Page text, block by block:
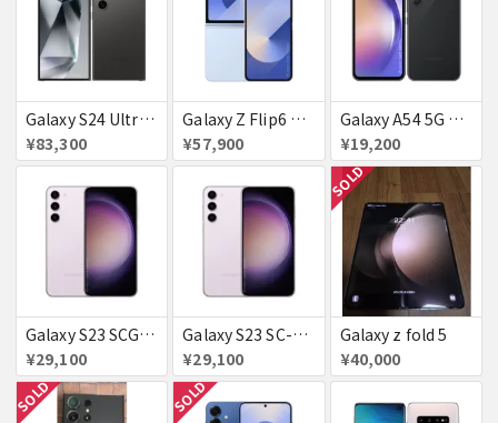
Galaxy S24 Ultra SCG26 512GB au チタニウムブラック 送料無料
¥83,300
Galaxy Z Flip6 ブルー 256GB au 送料無料
¥57,900
Galaxy A54 5G SC−23D docomo オーサムグラファイト 送料無料
¥19,200
Galaxy S23 SCG19 ラベンダー au 送料無料
¥29,100
Galaxy S23 SC-51D SAMSUNG docomo 送料無料
¥29,100
SOLD
Galaxy z fold 5
¥40,000
SOLD SOLD